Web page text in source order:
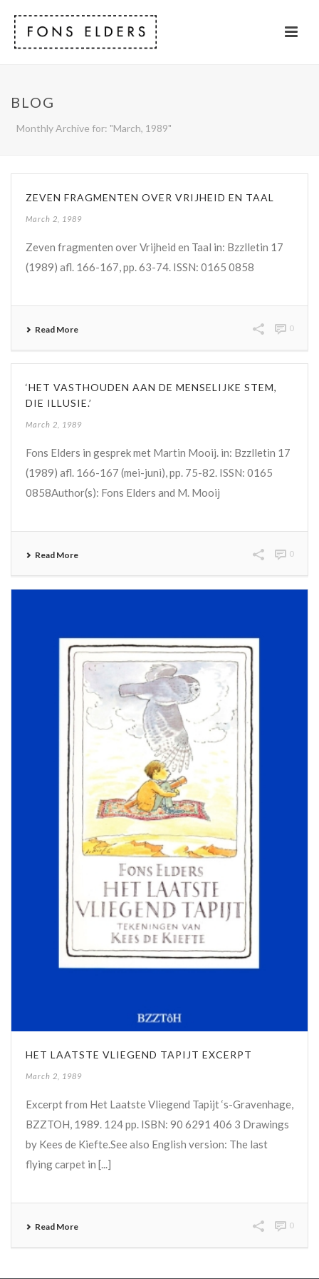
BLOG
Monthly Archive for: "March, 1989"
ZEVEN FRAGMENTEN OVER VRIJHEID EN TAAL
March 2, 1989
Zeven fragmenten over Vrijheid en Taal in: Bzzlletin 17
(1989) afl. 166-167, pp. 63-74. ISSN: 0165 0858
Read More 0
‘HET VASTHOUDEN AAN DE MENSELIJKE STEM,
DIE ILLUSIE.’
March 2, 1989
Fons Elders in gesprek met Martin Mooij. in: Bzzlletin 17
(1989) afl. 166-167 (mei-juni), pp. 75-82. ISSN: 0165
0858Author(s): Fons Elders and M. Mooij
Read More 0
HET LAATSTE VLIEGEND TAPIJT EXCERPT
March 2, 1989
Excerpt from Het Laatste Vliegend Tapijt ‘s-Gravenhage,
BZZTOH, 1989. 124 pp. ISBN: 90 6291 406 3 Drawings
by Kees de Kiefte.See also English version: The last
flying carpet in [...]
Read More 0